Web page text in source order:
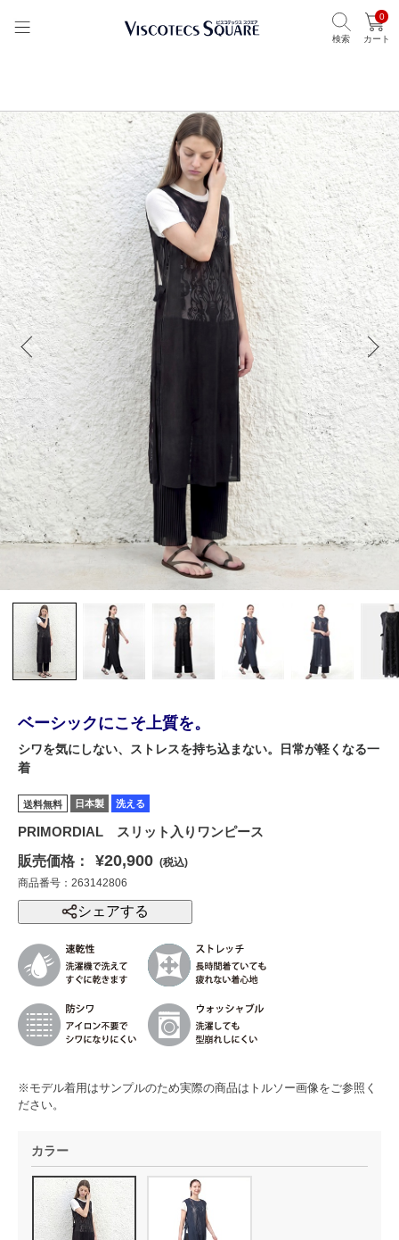
検索
0
カート
ベーシックにこそ上質を。
シワを気にしない、ストレスを持ち込まない。日常が軽くなる一
着
送料無料 日本製 洗える
PRIMORDIAL スリット入りワンピース
販売価格：
¥20,900 (税込)
商品番号：263142806
シェアする
※モデル着用はサンプルのため実際の商品はトルソー画像をご参照く
ださい。
カラー